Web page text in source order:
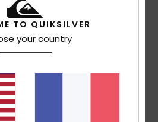
DryFlight®
: 2/3
:300 g/m²
pré-consommation et polyester
sans PFC
[40 g/m2]
TO QUIKSILVER
your country